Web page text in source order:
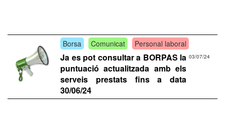
Borsa Comunicat Personal laboral
03/07/24
Ja es pot consultar a BORPAS la
puntuació actualitzada amb els
serveis prestats fins a data
30/06/24